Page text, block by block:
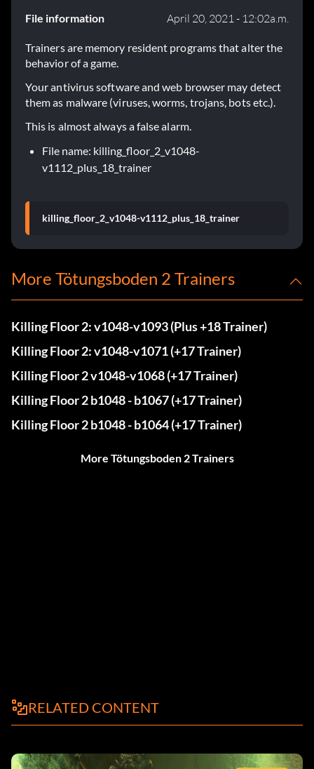
File information April 20, 2021 - 12:02a.m.
Trainers are memory resident programs that alter the
behavior of a game.
Your antivirus software and web browser may detect
them as malware (viruses, worms, trojans, bots etc.).
This is almost always a false alarm.
File name: killing_floor_2_v1048-
v1112_plus_18_trainer
killing_floor_2_v1048-v1112_plus_18_trainer
More Tötungsboden 2 Trainers
Killing Floor 2: v1048-v1093 (Plus +18 Trainer)
Killing Floor 2: v1048-v1071 (+17 Trainer)
Killing Floor 2 v1048-v1068 (+17 Trainer)
Killing Floor 2 b1048 - b1067 (+17 Trainer)
Killing Floor 2 b1048 - b1064 (+17 Trainer)
More Tötungsboden 2 Trainers
RELATED CONTENT